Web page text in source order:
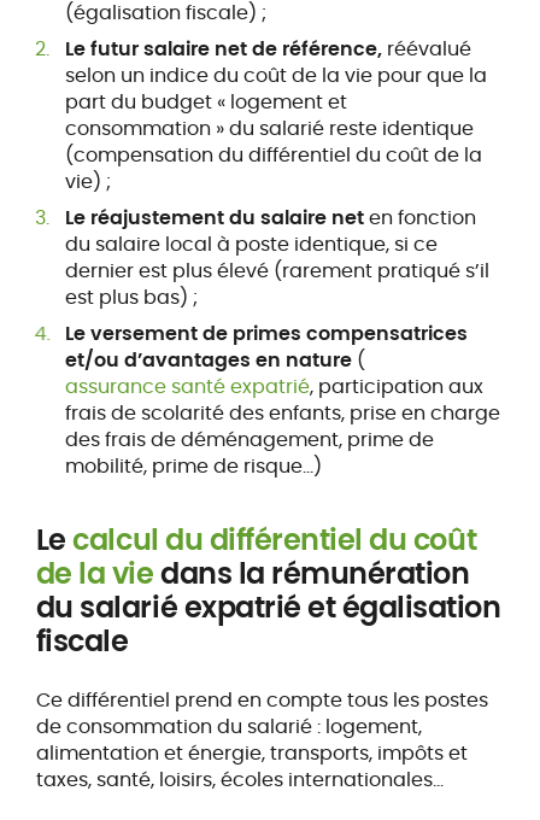
(égalisation fiscale) ;
Le futur salaire net de référence,réévalué
selon un indice du coût de la vie pour que la
part du budget « logement et
consommation » du salarié reste identique
(compensation du différentiel du coût de la
vie) ;
Le réajustement du salaire neten fonction
du salaire local à poste identique, si ce
dernier est plus élevé (rarement pratiqué s’il
est plus bas) ;
Le versement de primes compensatrices
et/ou d’avantages en nature(
assurance santé expatrié, participation aux
frais de scolarité des enfants, prise en charge
des frais de déménagement, prime de
mobilité, prime de risque…)
Lecalcul du différentiel du coût
de la viedans la rémunération
du salarié expatrié et égalisation
fiscale
Ce différentiel prend en compte tous les postes
de consommation du salarié : logement,
alimentation et énergie, transports, impôts et
taxes, santé, loisirs, écoles internationales…